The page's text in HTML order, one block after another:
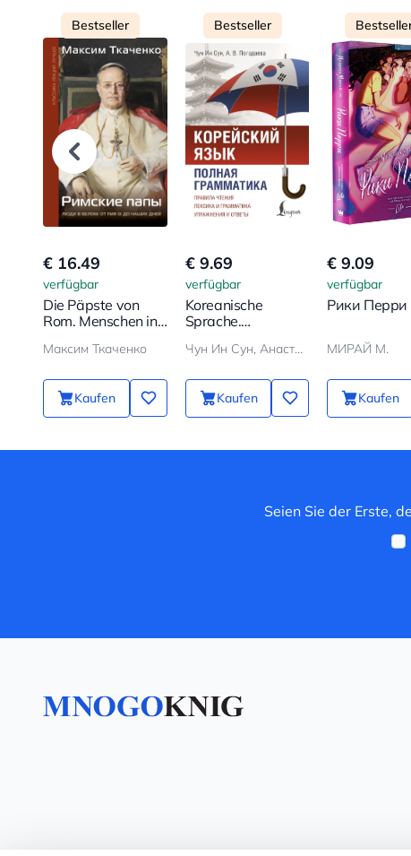
Bestseller
€ 16.49
verfügbar
Die Päpste von
Rom. Menschen in
bis zur Gegenwart
Максим Ткаченко
Kaufen
Bestseller
€ 9.69
verfügbar
Koreanische
Sprache.
Grammatik in
Tabellen
Чун Ин Сун, Анастасия Погадаева
Kaufen
€ 9.09
verfügbar
Рики Перри
МИРАЙ М.
Kaufen
Seien Sie der Erste,